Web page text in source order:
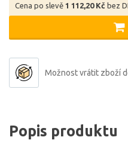
Cena po slevě 1 112,20 Kč bez
Možnost vrátit zboží
Popis produktu